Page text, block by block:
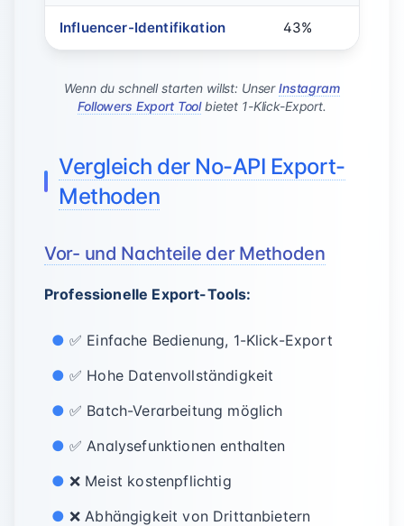
Influencer-Identifikation 43%
Wenn du schnell starten willst: UnserInstagram
Followers Export Toolbietet 1-Klick-Export.
Vergleich der No-API Export-
Methoden
Vor- und Nachteile der Methoden
Professionelle Export-Tools:
✅ Einfache Bedienung, 1-Klick-Export
✅ Hohe Datenvollständigkeit
✅ Batch-Verarbeitung möglich
✅ Analysefunktionen enthalten
❌ Meist kostenpflichtig
❌ Abhängigkeit von Drittanbietern